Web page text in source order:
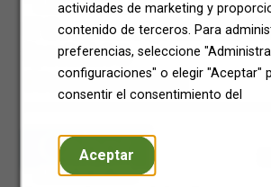
actividades de marketing y
contenido de terceros. Para
preferencias, seleccione
configuraciones" o elegir "Aceptar"
consentir el consentimiento del
Aceptar
IT Governance, Risk And
Specialist
West Malling, Inglaterra